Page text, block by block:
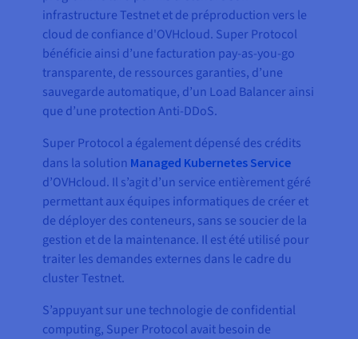
infrastructure Testnet et de préproduction vers le
cloud de confiance d'OVHcloud. Super Protocol
bénéficie ainsi d’une facturation pay-as-you-go
transparente, de ressources garanties, d’une
sauvegarde automatique, d’un Load Balancer ainsi
que d’une protection Anti-DDoS.
Super Protocol a également dépensé des crédits
dans la solution Managed Kubernetes Service
d’OVHcloud. Il s’agit d’un service entièrement géré
permettant aux équipes informatiques de créer et
de déployer des conteneurs, sans se soucier de la
gestion et de la maintenance. Il est été utilisé pour
traiter les demandes externes dans le cadre du
cluster Testnet.
S’appuyant sur une technologie de confidential
computing, Super Protocol avait besoin de